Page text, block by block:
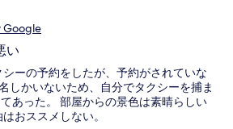
Google
い
ーの予約をしたが、予約がされていな
しかいないため、自分でタクシーを捕ま
あった。 部屋からの景色は素晴らしい
おススメしない。